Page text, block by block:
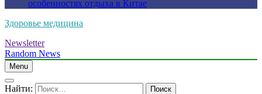
особенностях отдыха в Китае
Здоровье медицина
Newsletter
Random News
Menu
Найти: